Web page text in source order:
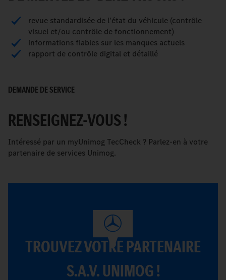
revue standardisée de l'état du véhicule (contrôle
visuel et/ou contrôle de fonctionnement)
informations fiables sur les manques actuels
rapport de contrôle digital et détaillé
DEMANDE DE SERVICE
RENSEIGNEZ-VOUS !
Intéressé par un myUnimog TecCheck ? Parlez-en à votre
partenaire de services Unimog.
TROUVEZ VOTRE PARTENAIRE
S.A.V. UNIMOG !